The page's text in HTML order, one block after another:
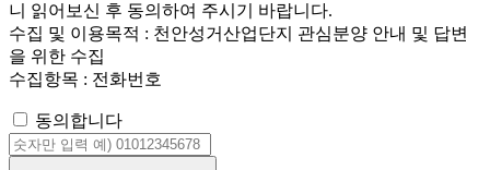
니 읽어보신 후 동의하여 주시기 바랍니다.
수집 및 이용목적 : 천안성거산업단지 관심분양 안내 및 답변
을 위한 수집
수집항목 : 전화번호
동의합니다